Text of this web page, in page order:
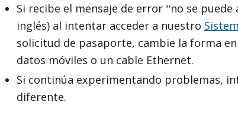
Si recibe el mensaje de error "no se
inglés) al intentar acceder a nuestro
solicitud de pasaporte, cambie la forma
datos móviles o un cable Ethernet.
Si continúa experimentando problemas,
diferente.